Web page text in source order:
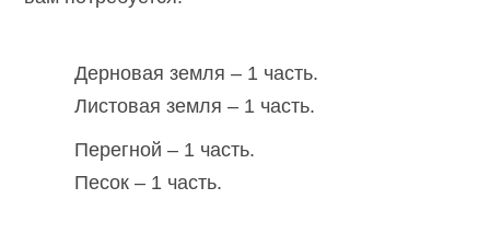
Дерновая земля – 1 часть.
Листовая земля – 1 часть.
Перегной – 1 часть.
Песок – 1 часть.